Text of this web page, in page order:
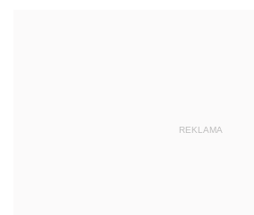
REKLAMA